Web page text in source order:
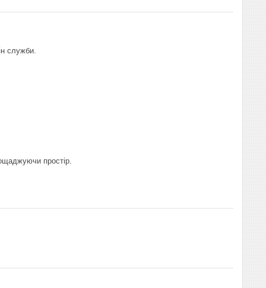
служби.
простір.